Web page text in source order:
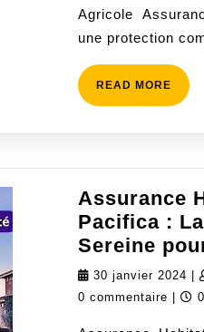
Agricole
une protection
READ MORE READ
MORE
Assurance
Pacifica :
Sereine
30 janvier 2024 30
0 commentaire